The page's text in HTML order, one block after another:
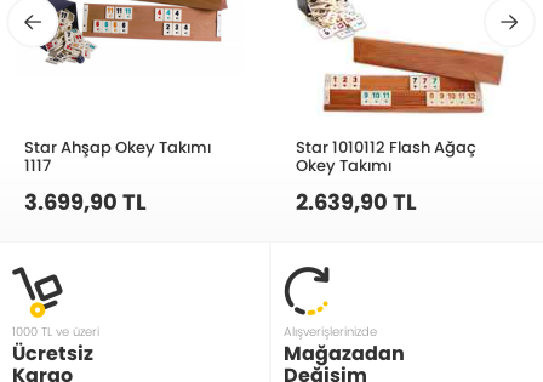
Star Ahşap Okey Takımı
1117
3.699,90 TL
Star 1010112 Flash Ağaç
Okey Takımı
2.639,90 TL
1000 TL ve üzeri
Ücretsiz
Kargo
Alışverişlerinizde
Mağazadan
Değişim